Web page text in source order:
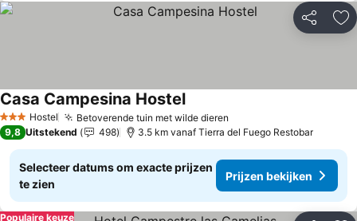
Delen
3 SterrenHostel Betoverende tuin met wilde dieren
Casa Campesina Hostel
9,8 Uitstekend 498 3.5 km vanaf Tierra del Fuego Restobar
Selecteer datums om exacte prijzen
te zien
Prijzen bekijken
Populaire keuze